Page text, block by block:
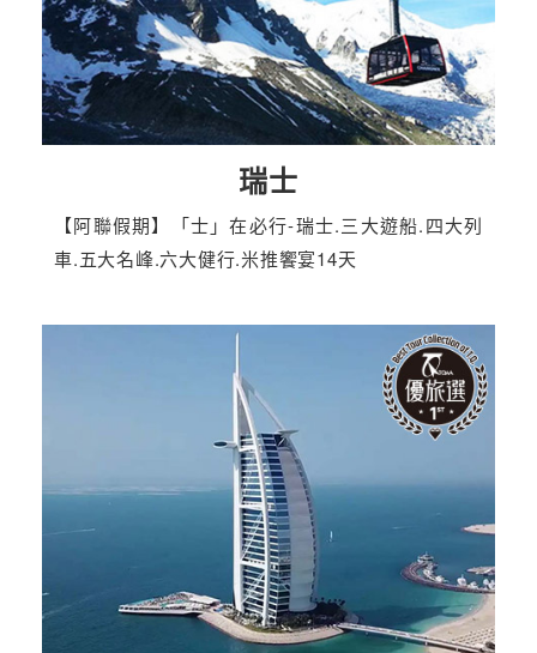
瑞士
【阿聯假期】「士」在必行-瑞士.三大遊船.四大列
車.五大名峰.六大健行.米推饗宴14天